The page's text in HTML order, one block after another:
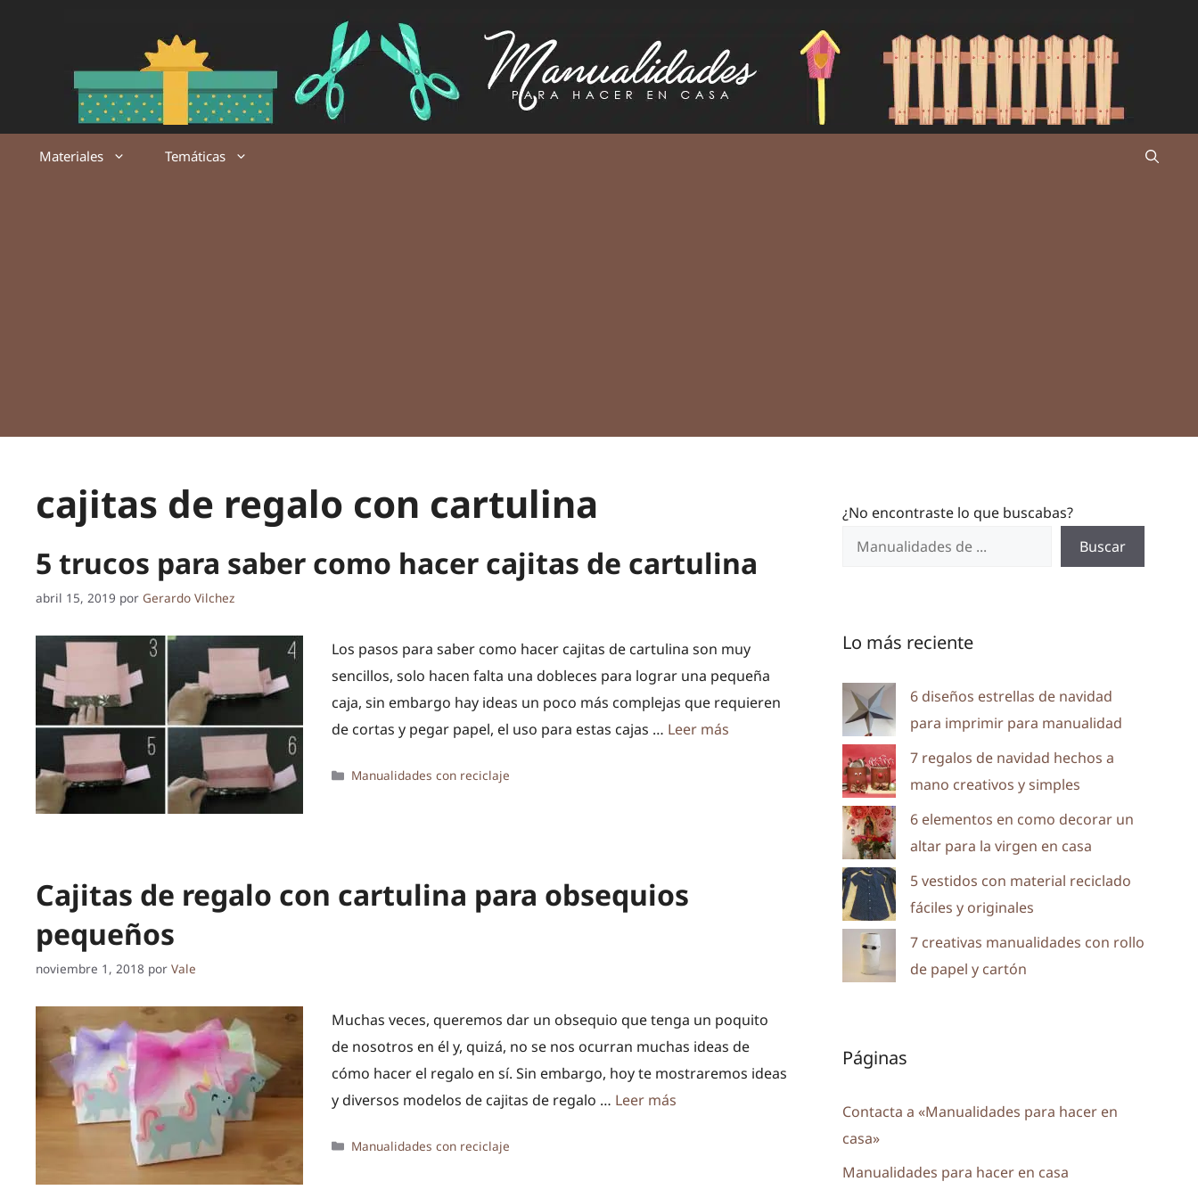
Materiales Temáticas
cajitas de regalo con cartulina
5 trucos para saber como hacer cajitas de cartulina
abril 15, 2019 por Gerardo Vilchez
Los pasos para saber como hacer cajitas de cartulina son muy
sencillos, solo hacen falta una dobleces para lograr una pequeña
caja, sin embargo hay ideas un poco más complejas que requieren
de cortas y pegar papel, el uso para estas cajas … Leer más
Categorías
Manualidades con reciclaje
Cajitas de regalo con cartulina para obsequios
pequeños
noviembre 1, 2018 por Vale
Muchas veces, queremos dar un obsequio que tenga un poquito
de nosotros en él y, quizá, no se nos ocurran muchas ideas de
cómo hacer el regalo en sí. Sin embargo, hoy te mostraremos ideas
y diversos modelos de cajitas de regalo … Leer más
Categorías
Manualidades con reciclaje
¿No encontraste lo que buscabas?
Buscar
Lo más reciente
6 diseños estrellas de navidad
para imprimir para manualidad
7 regalos de navidad hechos a
mano creativos y simples
6 elementos en como decorar un
altar para la virgen en casa
5 vestidos con material reciclado
fáciles y originales
7 creativas manualidades con rollo
de papel y cartón
Páginas
Contacta a «Manualidades para hacer en
casa»
Manualidades para hacer en casa